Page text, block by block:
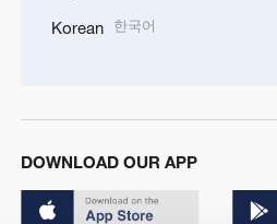
Korean 한국어
DOWNLOAD OUR APP